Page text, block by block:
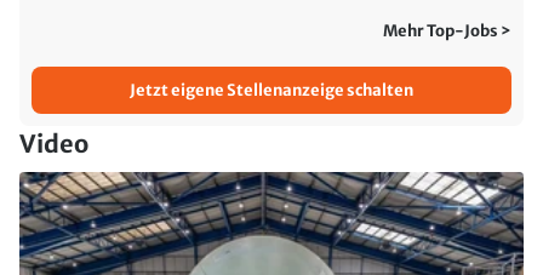
Mehr Top-Jobs >
Jetzt eigene Stellenanzeige schalten
Video